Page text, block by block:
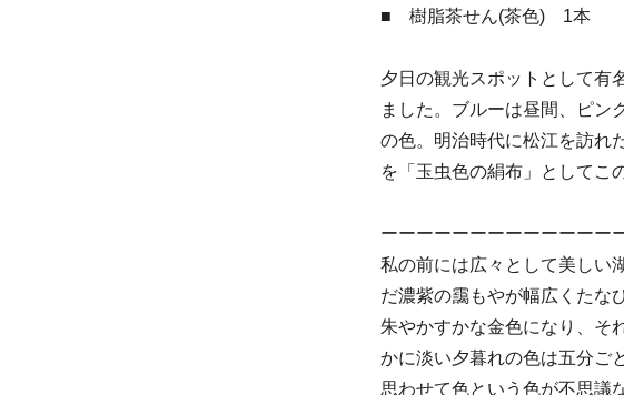
■ 樹脂茶せん(茶色) 1本
夕日の観光スポットとして有
ました。ブルーは昼間、ピン
の色。明治時代に松江を訪れ
を「玉虫色の絹布」としてこ
ーーーーーーーーーーーーー
私の前には広々として美しい
だ濃紫の靄もやが幅広くたな
朱やかすかな金色になり、そ
かに淡い夕暮れの色は五分ご
思わせて色という色が不思議